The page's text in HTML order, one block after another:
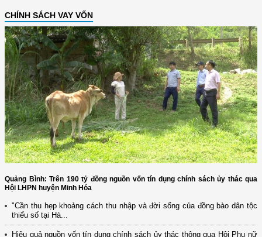
CHÍNH SÁCH VAY VỐN
Quảng Bình: Trên 190 tỷ đồng nguồn vốn tín dụng chính sách ủy thác qua
Hội LHPN huyện Minh Hóa
"Cần thu hẹp khoảng cách thu nhập và đời sống của đồng bào dân tộc
thiểu số tại Hà...
Hiệu quả nguồn vốn tín dụng chính sách ủy thác thông qua Hội Phụ nữ